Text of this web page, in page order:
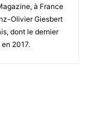
à France
Olivier Giesbert
dont le dernier
2017.